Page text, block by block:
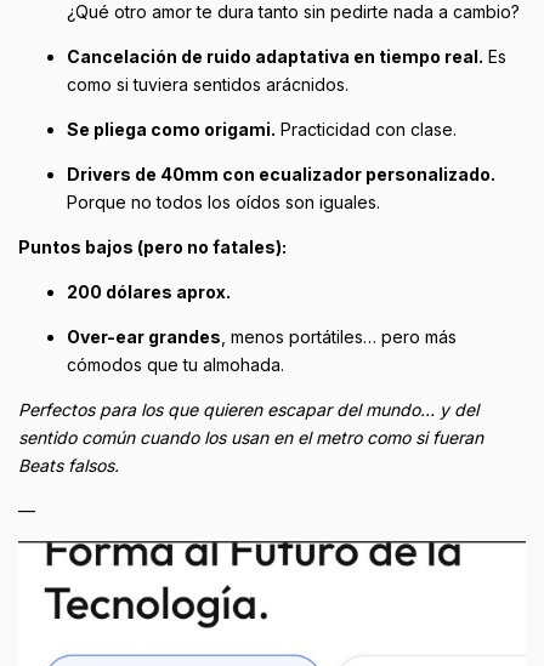
¿Qué otro amor te dura tanto sin pedirte nada a cambio?
Cancelación de ruido adaptativa en tiempo real. Es
como si tuviera sentidos arácnidos.
Se pliega como origami. Practicidad con clase.
Drivers de 40mm con ecualizador personalizado.
Porque no todos los oídos son iguales.
Puntos bajos (pero no fatales):
200 dólares aprox.
Over-ear grandes , menos portátiles… pero más
cómodos que tu almohada.
Perfectos para los que quieren escapar del mundo… y del
sentido común cuando los usan en el metro como si fueran
Beats falsos.
—